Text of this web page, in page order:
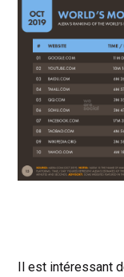
Il est intéressant